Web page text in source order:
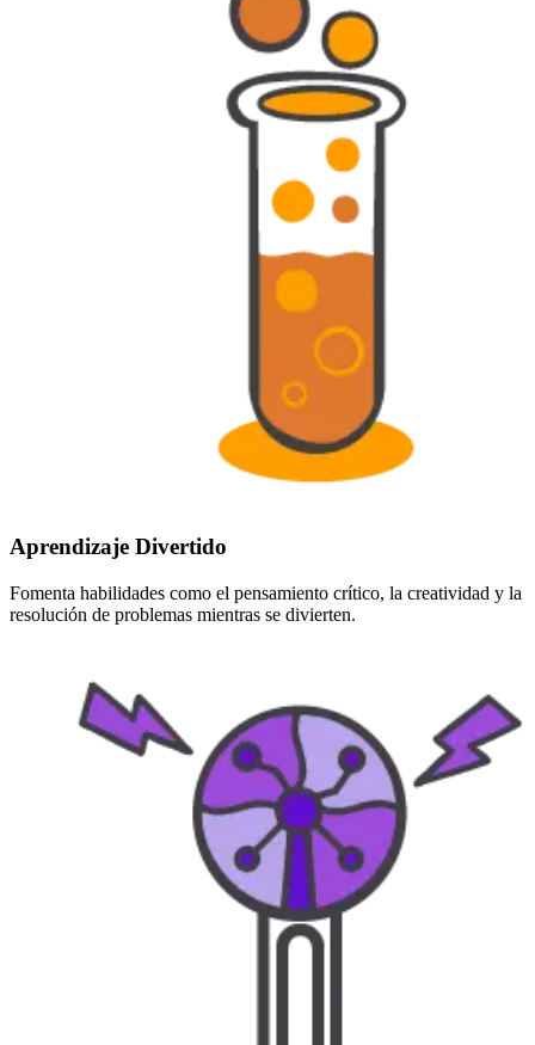
Aprendizaje Divertido
Fomenta habilidades como el pensamiento crítico, la creatividad y la
resolución de problemas mientras se divierten.